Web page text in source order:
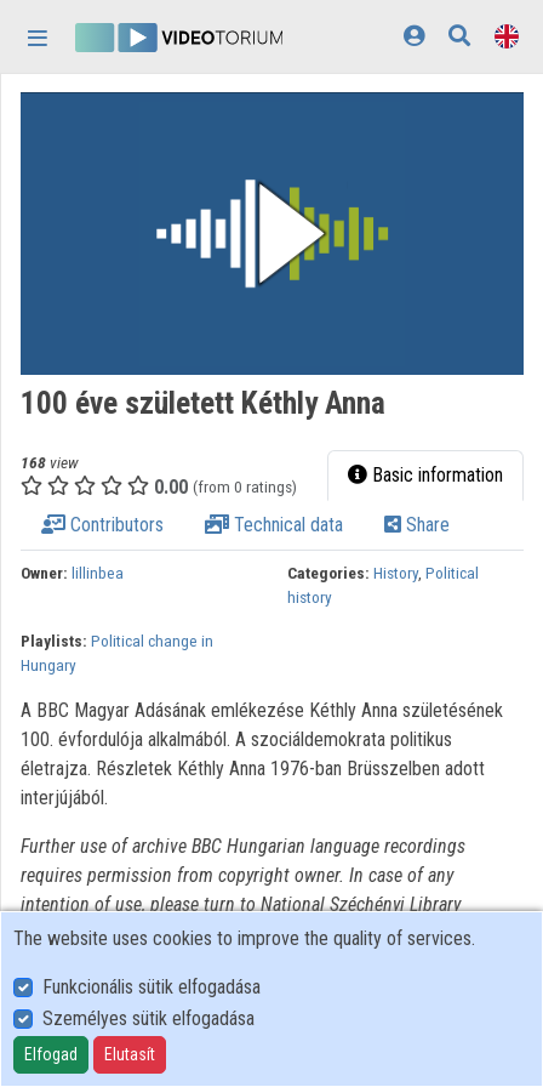
Contributors
Appearance:
100 éve született Kéthly Anna
168 view
0.00 (from 0 ratings) Basic information
Contributors Technical data Share
Owner: lillinbea Categories: History, Political
history
Playlists: Political change in
Hungary
A BBC Magyar Adásának emlékezése Kéthly Anna születésének
100. évfordulója alkalmából. A szociáldemokrata politikus
életrajza. Részletek Kéthly Anna 1976-ban Brüsszelben adott
interjújából.
Further use of archive BBC Hungarian language recordings
requires permission from copyright owner. In case of any
intention of use, please turn to National Széchényi Library
Collection of Historical Interviews.
User Policy
Adatkezelési tájékoztató (en)
Cookie Policy
The website uses cookies to improve the quality of services.
Funkcionális sütik elfogadása
Személyes sütik elfogadása
Elfogad Elutasít